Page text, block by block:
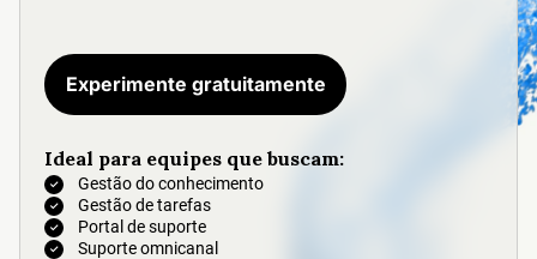
Ideal para equipes que buscam:
Gestão do conhecimento
Gestão de tarefas
Portal de suporte
Suporte omnicanal
Experimente gratuitamente